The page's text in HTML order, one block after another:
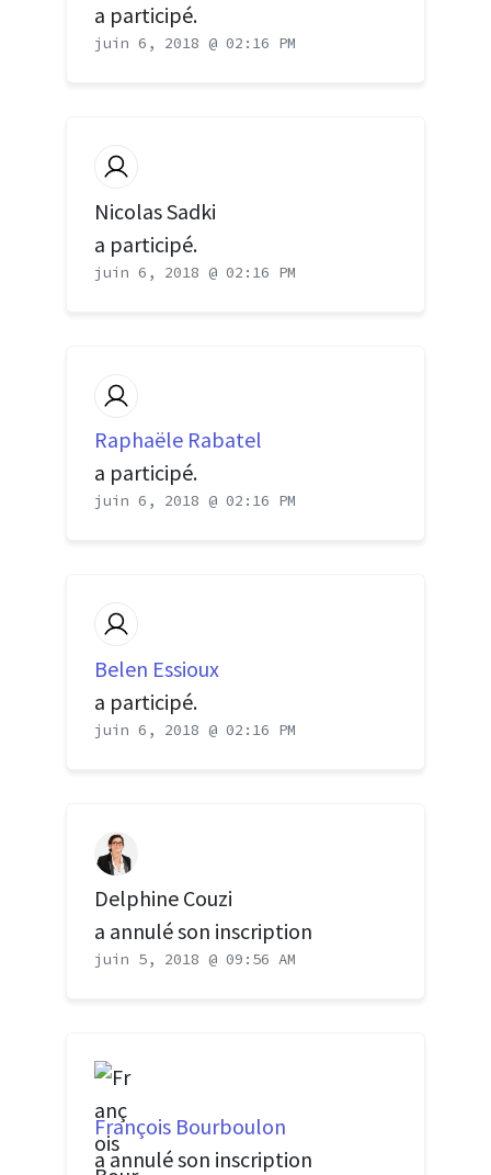
a participé.
juin 6, 2018 @ 02:16 PM
Nicolas Sadki
a participé.
juin 6, 2018 @ 02:16 PM
Raphaële Rabatel
a participé.
juin 6, 2018 @ 02:16 PM
Belen Essioux
a participé.
juin 6, 2018 @ 02:16 PM
Delphine Couzi
a annulé son inscription
juin 5, 2018 @ 09:56 AM
François Bourboulon
a annulé son inscription